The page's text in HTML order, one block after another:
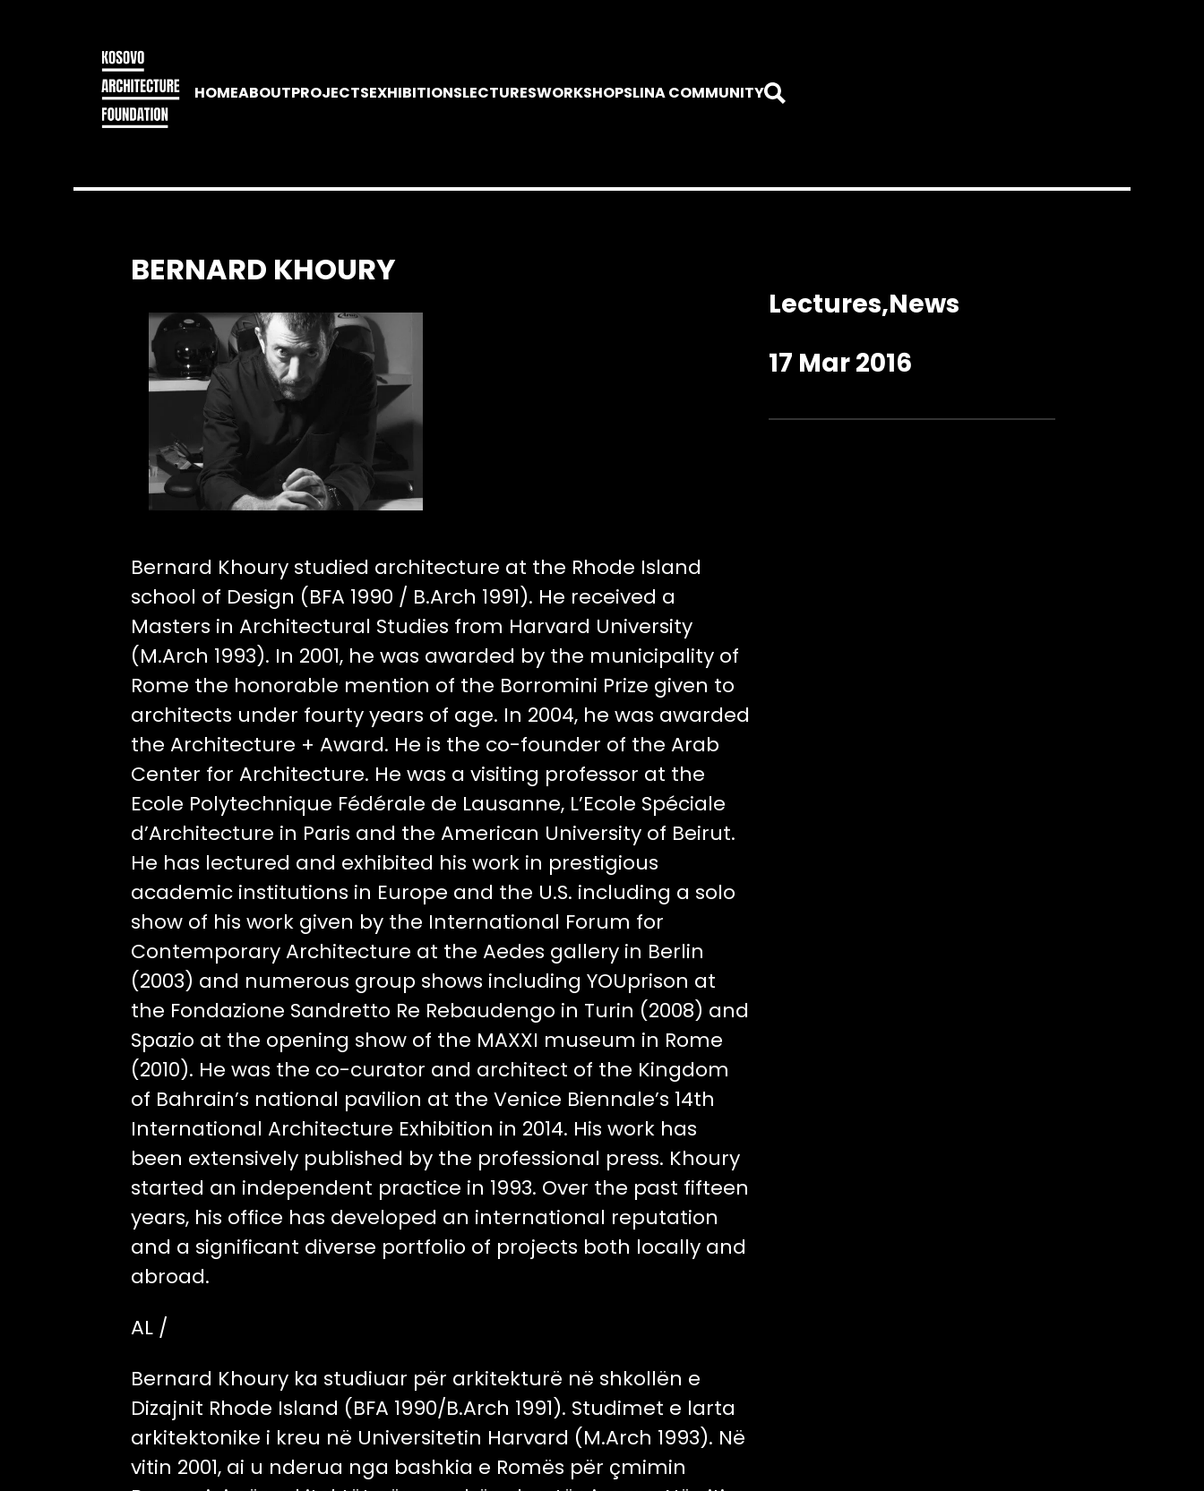
HOMEABOUTPROJECTSEXHIBITIONSLECTURESWORKSHOPSLINA COMMUNITY
BERNARD KHOURY
Bernard Khoury studied architecture at the Rhode Island
school of Design (BFA 1990 / B.Arch 1991). He received a
Masters in Architectural Studies from Harvard University
(M.Arch 1993). In 2001, he was awarded by the municipality of
Rome the honorable mention of the Borromini Prize given to
architects under fourty years of age. In 2004, he was awarded
the Architecture + Award. He is the co-founder of the Arab
Center for Architecture. He was a visiting professor at the
Ecole Polytechnique Fédérale de Lausanne, L’Ecole Spéciale
d’Architecture in Paris and the American University of Beirut.
He has lectured and exhibited his work in prestigious
academic institutions in Europe and the U.S. including a solo
show of his work given by the International Forum for
Contemporary Architecture at the Aedes gallery in Berlin
(2003) and numerous group shows including YOUprison at
the Fondazione Sandretto Re Rebaudengo in Turin (2008) and
Spazio at the opening show of the MAXXI museum in Rome
(2010). He was the co-curator and architect of the Kingdom
of Bahrain’s national pavilion at the Venice Biennale’s 14th
International Architecture Exhibition in 2014. His work has
been extensively published by the professional press. Khoury
started an independent practice in 1993. Over the past fifteen
years, his office has developed an international reputation
and a significant diverse portfolio of projects both locally and
abroad.
AL /
Bernard Khoury ka studiuar për arkitekturë në shkollën e
Dizajnit Rhode Island (BFA 1990/B.Arch 1991). Studimet e larta
arkitektonike i kreu në Universitetin Harvard (M.Arch 1993). Në
vitin 2001, ai u nderua nga bashkia e Romës për çmimin
Lectures News
17 Mar 2016